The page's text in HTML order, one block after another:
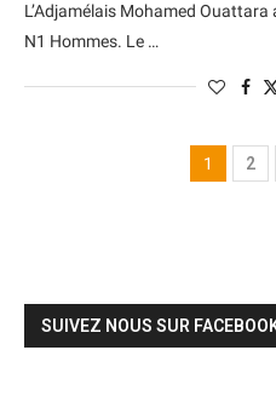
L’Adjamélais Mohamed Ouattara
N1 Hommes. Le …
1 2
SUIVEZ NOUS SUR